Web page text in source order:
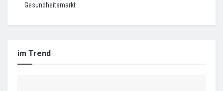
Gesundheitsmarkt
im Trend